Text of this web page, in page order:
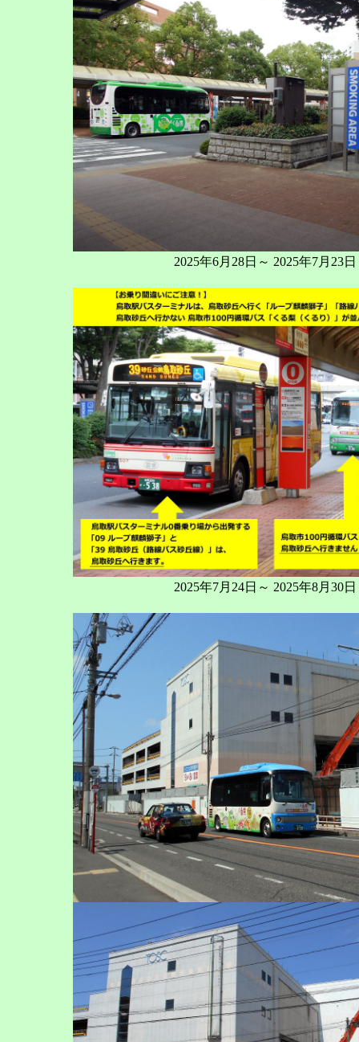
2025年6月28日～ 2025年7月23日
2025年7月24日～ 2025年8月30日